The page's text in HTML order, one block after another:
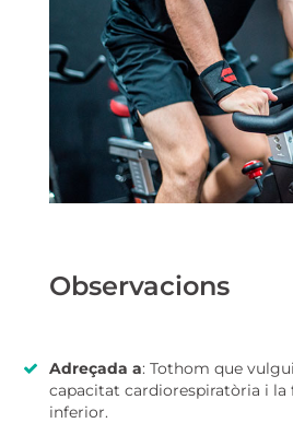
Observacions
Adreçada a: Tothom que
capacitat cardiorespiratòria i la
inferior.